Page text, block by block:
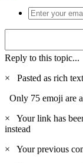
Reply to this topic...
×
Pasted as rich
Only 75 emoji are
×
Your link has
instead
×
Your previous